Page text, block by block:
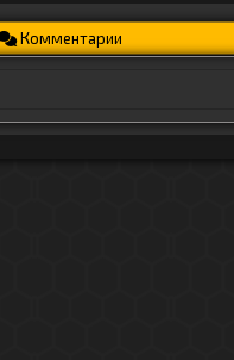
Комментарии